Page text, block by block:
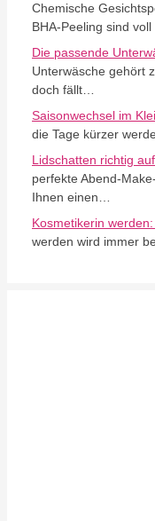
Chemische
BHA-Peeling sind
Die passende
Unterwäsche gehört
doch fällt…
Saisonwechsel im
die Tage kürzer
Lidschatten richtig
perfekte Abend-
Ihnen einen…
Kosmetikerin
werden wird immer